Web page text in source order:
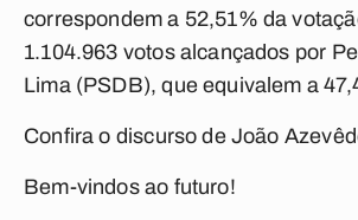
correspondem a 52,51% da
1.104.963 votos alcançados por
Lima (PSDB), que equivalem a
Confira o discurso de João
Bem-vindos ao futuro!